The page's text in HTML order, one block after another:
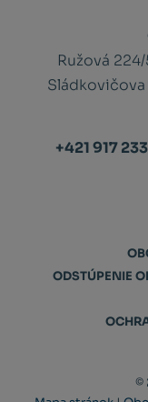
Ružová
Sládkovičova
+421 917
ODSTÚPENIE
©